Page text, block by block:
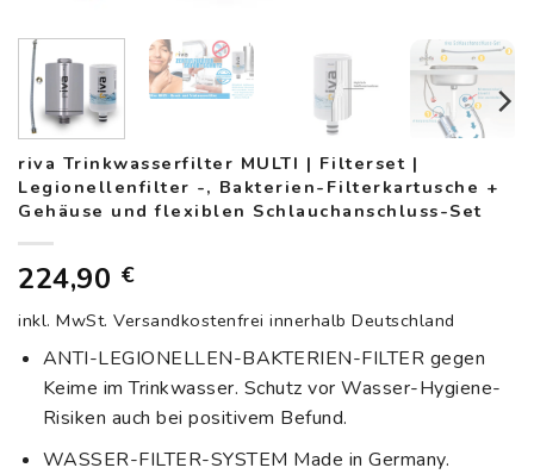
riva Trinkwasserfilter MULTI | Filterset |
Legionellenfilter -, Bakterien-Filterkartusche +
Gehäuse und flexiblen Schlauchanschluss-Set
224,90 €
inkl. MwSt. Versandkostenfrei innerhalb Deutschland
ANTI-LEGIONELLEN-BAKTERIEN-FILTER gegen
Keime im Trinkwasser. Schutz vor Wasser-Hygiene-
Risiken auch bei positivem Befund.
WASSER-FILTER-SYSTEM Made in Germany.